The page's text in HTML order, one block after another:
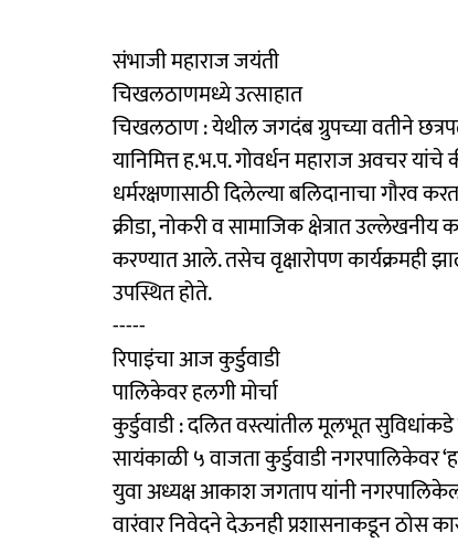
संभाजी महाराज जयंती
चिखलठाणमध्ये उत्साहात
चिखलठाण : येथील जगदंब ग्रुपच्या वतीने
यानिमित्त ह.भ.प. गोवर्धन महाराज अवचर
धर्मरक्षणासाठी दिलेल्या बलिदानाचा
क्रीडा, नोकरी व सामाजिक क्षेत्रात उल्लेखनीय
करण्यात आले. तसेच वृक्षारोपण कार्यक्रमही
उपस्थित होते.
-----
रिपाइंचा आज कुर्डुवाडी
पालिकेवर हलगी मोर्चा
कुर्डुवाडी : दलित वस्त्यांतील मूलभूत सुविधांकडे
सायंकाळी ५ वाजता कुर्डुवाडी नगरपालिकेवर
युवा अध्यक्ष आकाश जगताप यांनी
वारंवार निवेदने देऊनही प्रशासनाकडून ठोस